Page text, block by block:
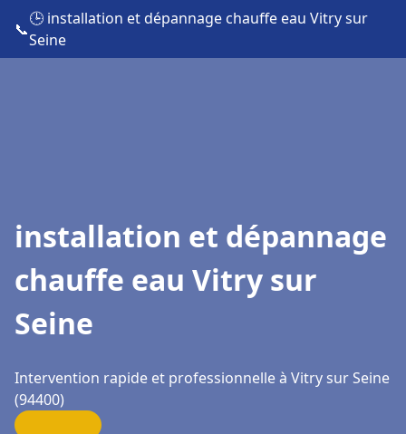
📞
🕒 installation et dépannage chauffe eau Vitry sur
Seine
installation et dépannage
chauffe eau Vitry sur
Seine
Intervention rapide et professionnelle à Vitry sur Seine
(94400)